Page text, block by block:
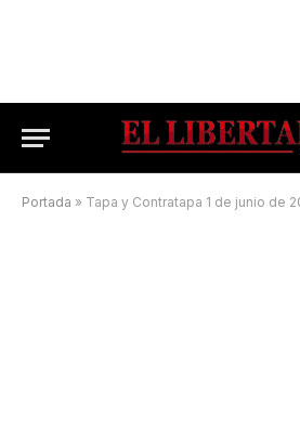
Portada » Tapa y Contratapa 1 de junio de